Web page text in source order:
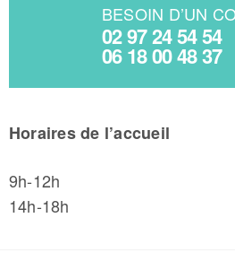
BESOIN D’UN
02 97 24 54 54
06 18 00 48 37
Horaires de l’accueil
9h-12h
14h-18h